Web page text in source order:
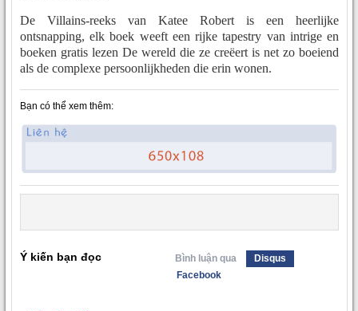
De Villains-reeks van Katee Robert is een heerlijke
ontsnapping, elk boek weeft een rijke tapestry van intrige en
boeken gratis lezen De wereld die ze creëert is net zo boeiend
als de complexe persoonlijkheden die erin wonen.
Bạn có thể xem thêm:
Ý kiến bạn đọc Bình luận qua
Disqus
Facebook